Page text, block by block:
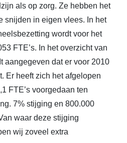
als op zorg. Ze hebben het
snijden in eigen vlees. In het
wordt voor het
FTE’s. In het overzicht van
aangegeven dat er voor 2010
Er heeft zich het afgelopen
FTE’s voorgedaan ten
7% stijging en 800.000
waar deze stijging
wij zoveel extra